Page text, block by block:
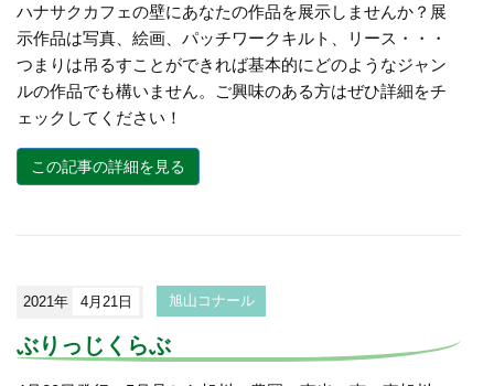
ハナサクカフェの壁にあなたの作品を展示しませんか？展
示作品は写真、絵画、パッチワークキルト、リース・・・
つまりは吊るすことができれば基本的にどのようなジャン
ルの作品でも構いません。ご興味のある方はぜひ詳細をチ
ェックしてください！
この記事の詳細を見る
2021年 4月21日 旭山コナール
ぶりっじくらぶ